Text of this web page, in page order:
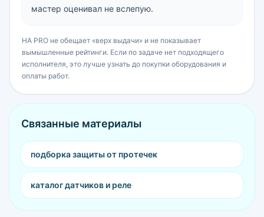
мастер оценивал не вслепую.
HA PRO не обещает «верх выдачи» и не показывает
вымышленные рейтинги. Если по задаче нет подходящего
исполнителя, это лучше узнать до покупки оборудования и
оплаты работ.
Связанные материалы
подборка защиты от протечек
каталог датчиков и реле